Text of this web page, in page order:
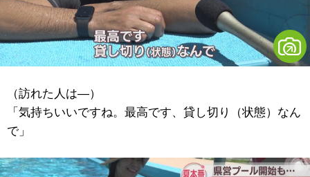
（訪れた人は―）
「気持ちいいですね。最高です、貸し切り（状態）なん
で」